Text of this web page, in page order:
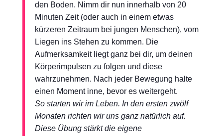
den Boden. Nimm dir nun innerhalb von 20
Minuten Zeit (oder auch in einem etwas
kürzeren Zeitraum bei jungen Menschen), vom
Liegen ins Stehen zu kommen. Die
Aufmerksamkeit liegt ganz bei dir, um deinen
Körperimpulsen zu folgen und diese
wahrzunehmen. Nach jeder Bewegung halte
einen Moment inne, bevor es weitergeht.
So starten wir im Leben. In den ersten zwölf
Monaten richten wir uns ganz natürlich auf.
Diese Übung stärkt die eigene